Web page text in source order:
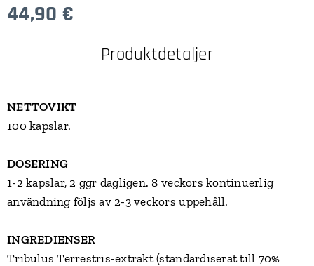
44,90 €
Produktdetaljer
NETTOVIKT
100 kapslar.
DOSERING
1-2 kapslar, 2 ggr dagligen. 8 veckors kontinuerlig
användning följs av 2-3 veckors uppehåll.
INGREDIENSER
Tribulus Terrestris-extrakt (standardiserat till 70%